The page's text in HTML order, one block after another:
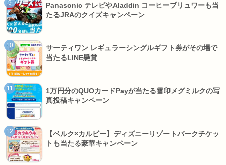
Panasonic テレビやAladdin コーヒーブリュワーも当
たるJRAのクイズキャンペーン
サーティワン レギュラーシングルギフト券がその場で
当たるLINE懸賞
1万円分のQUOカードPayが当たる雪印メグミルクの写
真投稿キャンペーン
【ベルク×カルビー】ディズニーリゾートパークチケッ
トも当たる豪華キャンペーン